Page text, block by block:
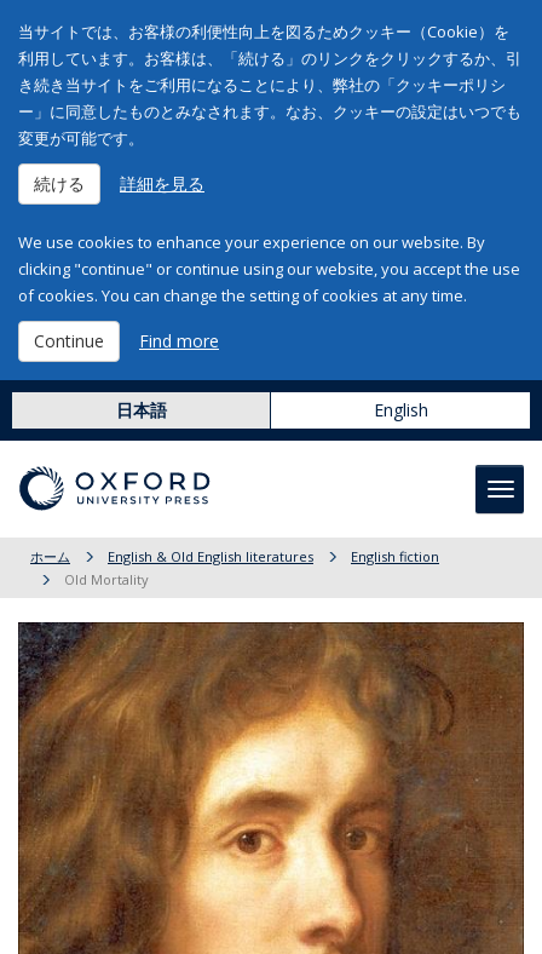
当サイトでは、お客様の利便性向上を図るためクッキー（Cookie）を
利用しています。お客様は、「続ける」のリンクをクリックするか、引
き続き当サイトをご利用になることにより、弊社の「クッキーポリシ
ー」に同意したものとみなされます。なお、クッキーの設定はいつでも
変更が可能です。
続ける 詳細を見る
We use cookies to enhance your experience on our website. By
clicking "continue" or continue using our website, you accept the use
of cookies. You can change the setting of cookies at any time.
Continue Find more
日本語 English
ホーム English & Old English literatures
English fiction
Old Mortality